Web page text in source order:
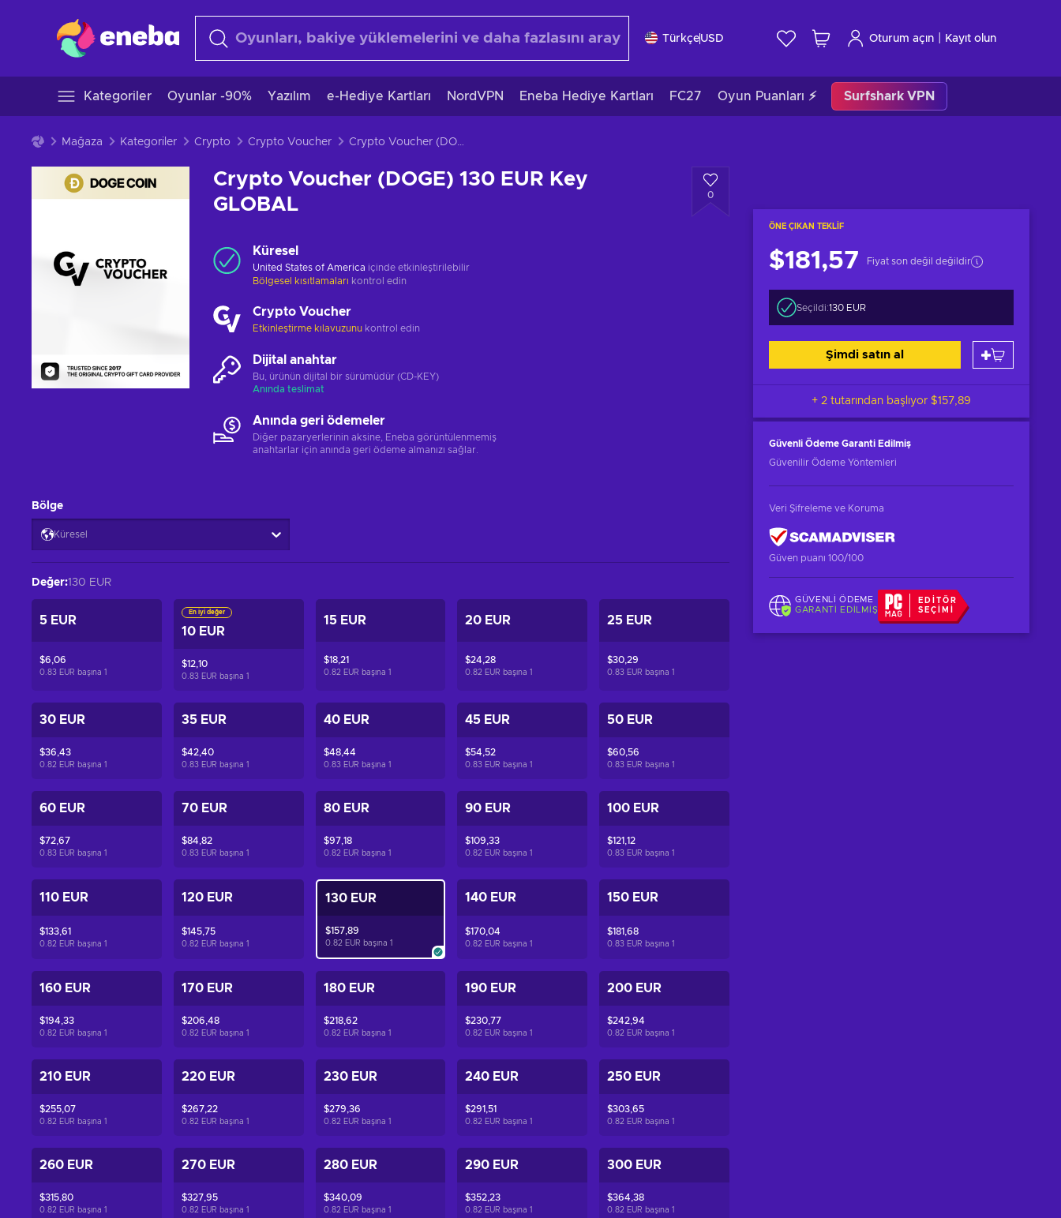
TürkçeUSD Oturum açın Kayıt olun
Kategoriler Oyunlar -90% Yazılım e-Hediye Kartları NordVPN Eneba Hediye Kartları FC27 Oyun Puanları ⚡ Surfshark VPN
Mağaza Kategoriler Crypto Crypto Voucher Crypto Voucher (DOGE) 130 EUR Key GLOBAL
Crypto Voucher (DOGE) 130 EUR Key
GLOBAL
0
ÖNE ÇIKAN TEKLIF
$181,57 Fiyat son değil değildir
Seçildi:130 EUR
Şimdi satın al
+ 2 tutarından başlıyor $157,89
Güvenli Ödeme Garanti Edilmiş
Güvenilir Ödeme Yöntemleri
Veri Şifreleme ve Koruma
Güven puanı 100/100
GÜVENLI ÖDEME
GARANTI EDILMIŞ
EDITÖR
SEÇIMI
Küresel
United States of America içinde etkinleştirilebilir
Bölgesel kısıtlamaları kontrol edin
Crypto Voucher
Etkinleştirme kılavuzunu kontrol edin
Dijital anahtar
Bu, ürünün dijital bir sürümüdür (CD-KEY)
Anında teslimat
Anında geri ödemeler
Diğer pazaryerlerinin aksine, Eneba görüntülenmemiş
anahtarlar için anında geri ödeme almanızı sağlar.
Bölge
Küresel
Değer:130 EUR
5 EUR
$6,06
0.83 EUR başına 1
En iyi değer
10 EUR
$12,10
0.83 EUR başına 1
15 EUR
$18,21
0.82 EUR başına 1
20 EUR
$24,28
0.82 EUR başına1
25 EUR
$30,29
0.83 EUR başına1
30 EUR
$36,43
0.82 EUR başına 1
35 EUR
$42,40
0.83 EUR başına 1
40 EUR
$48,44
0.83 EUR başına 1
45 EUR
$54,52
0.83 EUR başına1
50 EUR
$60,56
0.83 EUR başına1
60 EUR
$72,67
0.83 EUR başına 1
70 EUR
$84,82
0.83 EUR başına 1
80 EUR
$97,18
0.82 EUR başına 1
90 EUR
$109,33
0.82 EUR başına1
100 EUR
$121,12
0.83 EUR başına1
110 EUR
$133,61
0.82 EUR başına 1
120 EUR
$145,75
0.82 EUR başına 1
130 EUR
$157,89
0.82 EUR başına 1
140 EUR
$170,04
0.82 EUR başına1
150 EUR
$181,68
0.83 EUR başına1
160 EUR
$194,33
0.82 EUR başına 1
170 EUR
$206,48
0.82 EUR başına 1
180 EUR
$218,62
0.82 EUR başına 1
190 EUR
$230,77
0.82 EUR başına1
200 EUR
$242,94
0.82 EUR başına1
210 EUR
$255,07
0.82 EUR başına 1
220 EUR
$267,22
0.82 EUR başına 1
230 EUR
$279,36
0.82 EUR başına 1
240 EUR
$291,51
0.82 EUR başına1
250 EUR
$303,65
0.82 EUR başına1
260 EUR
$315,80
0.82 EUR başına 1
270 EUR
$327,95
0.82 EUR başına 1
280 EUR
$340,09
0.82 EUR başına 1
290 EUR
$352,23
0.82 EUR başına1
300 EUR
$364,38
0.82 EUR başına1